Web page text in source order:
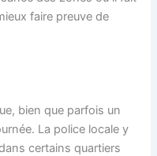
faire preuve de
bien que parfois un
La police locale y
certains quartiers